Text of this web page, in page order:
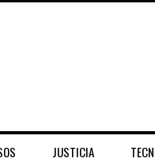
JUSTICIA